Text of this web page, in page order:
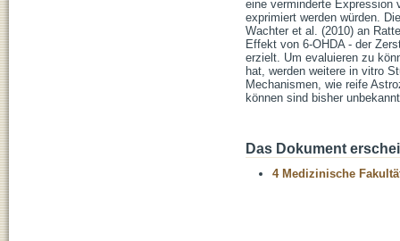
eine verminderte Expression
exprimiert werden würden.
Wachter et al. (2010) an
Effekt von 6-OHDA - der
erzielt. Um evaluieren zu
hat, werden weitere in vitro
Mechanismen, wie reife
können sind bisher
Das Dokument
4 Medizinische